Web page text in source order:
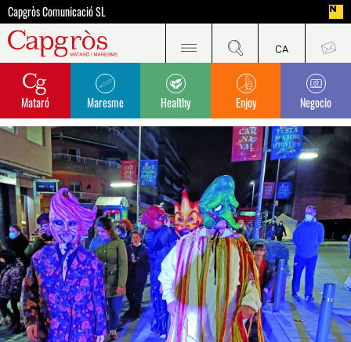
Capgròs Comunicació SL
Mataró Maresme Healthy Enjoy Negocio